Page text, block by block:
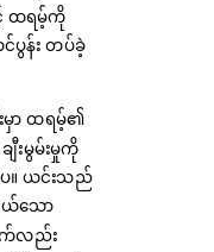
င့် ထရမ့်ကို
ပွန်း တပ်ခဲ့
မှာ ထရမ့်၏
းမွမ်းမှုကို
။ ယင်းသည်
ယ်သော
က်လည်း